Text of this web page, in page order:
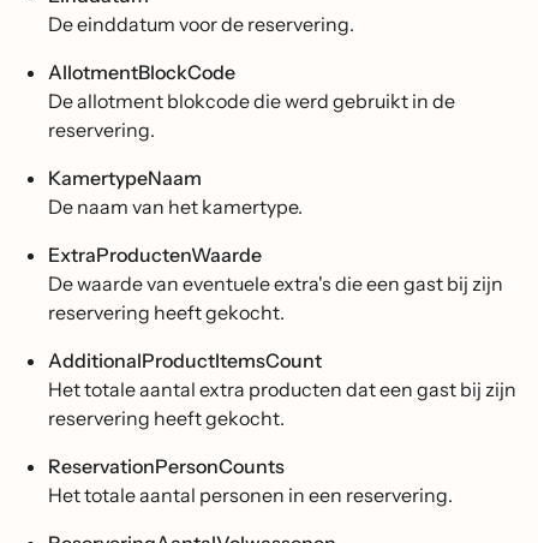
De einddatum voor de reservering.
AllotmentBlockCode
De allotment blokcode die werd gebruikt in de
reservering.
KamertypeNaam
De naam van het kamertype.
ExtraProductenWaarde
De waarde van eventuele extra's die een gast bij zijn
reservering heeft gekocht.
AdditionalProductItemsCount
Het totale aantal extra producten dat een gast bij zijn
reservering heeft gekocht.
ReservationPersonCounts
Het totale aantal personen in een reservering.